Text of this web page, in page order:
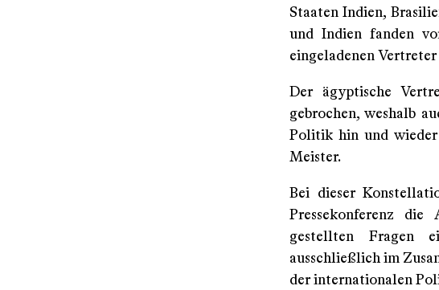
Staaten Indien,
und Indien fanden
eingeladenen
Der ägyptische
gebrochen, weshalb
Politik hin und wieder
Meister.
Bei dieser
Pressekonferenz
gestellten Fragen
ausschließlich im
der internationalen